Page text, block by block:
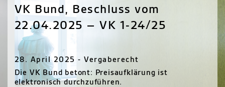
VK Bund, Beschluss vom
22.04.2025 – VK 1-24/25
28. April 2025 - Vergaberecht
Die VK Bund betont: Preisaufklärung ist
elektronisch durchzuführen.